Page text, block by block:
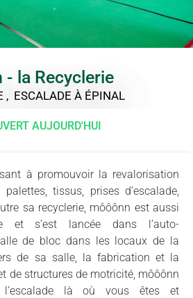
- la Recyclerie
, ESCALADE À ÉPINAL
AUJOURD'HUI
à promouvoir la revalorisation
tissus, prises d’escalade,
sa recyclerie, môôônn est aussi
et s’est lancée dans l’auto-
de bloc dans les locaux de la
de sa salle, la fabrication et la
de structures de motricité, môôônn
l’escalade là où vous êtes et